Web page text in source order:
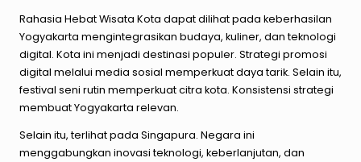
Rahasia Hebat Wisata Kota dapat dilihat pada keberhasilan
Yogyakarta mengintegrasikan budaya, kuliner, dan teknologi
digital. Kota ini menjadi destinasi populer. Strategi promosi
digital melalui media sosial memperkuat daya tarik. Selain itu,
festival seni rutin memperkuat citra kota. Konsistensi strategi
membuat Yogyakarta relevan.
Selain itu, terlihat pada Singapura. Negara ini
menggabungkan inovasi teknologi, keberlanjutan, dan